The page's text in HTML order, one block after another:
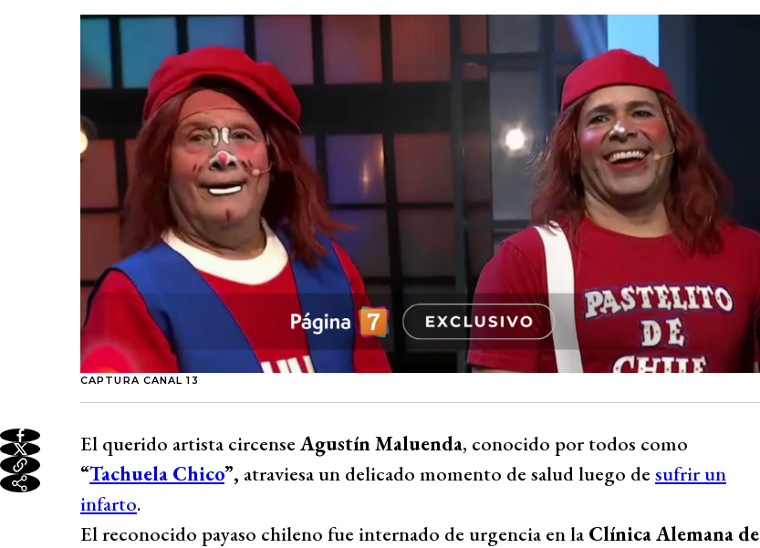
CAPTURA CANAL 13
El querido artista circense Agustín Maluenda, conocido por todos como
“Tachuela Chico”, atraviesa un delicado momento de salud luego de sufrir un
infarto.
El reconocido payaso chileno fue internado de urgencia en la Clínica Alemana de